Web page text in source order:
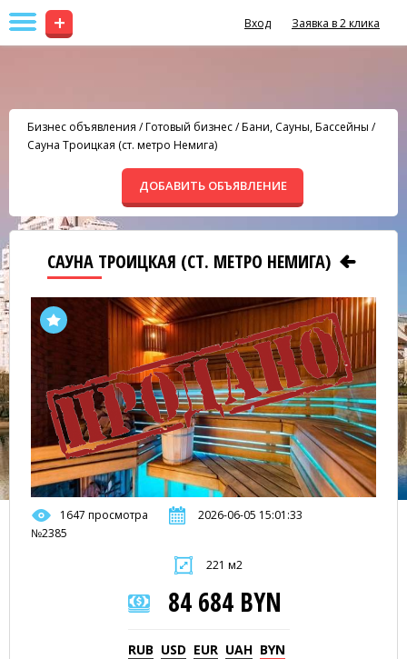
+ Вход Заявка в 2 клика
Бизнес объявления /Готовый бизнес/Бани, Сауны, Бассейны /
Сауна Троицкая (ст. метро Немига)
ДОБАВИТЬ ОБЪЯВЛЕНИЕ
САУНА ТРОИЦКАЯ (СТ. МЕТРО НЕМИГА)
1647 просмотра
2026-06-05 15:01:33
№2385
221 м2
84 684 BYN
RUB USD EUR UAH BYN